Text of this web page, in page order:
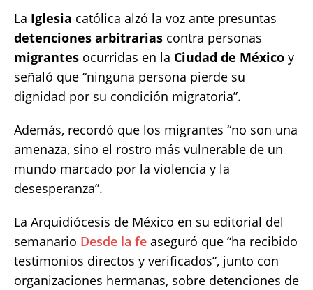
s
A
p
p
e
b
o
o
k
te
r
y
Li
n
k
re
La Iglesia católica alzó la voz ante presuntas
detenciones arbitrarias contra personas
migrantes ocurridas en la Ciudad de México y
señaló que “ninguna persona pierde su
dignidad por su condición migratoria”.
Además, recordó que los migrantes “no son una
amenaza, sino el rostro más vulnerable de un
mundo marcado por la violencia y la
desesperanza”.
La Arquidiócesis de México en su editorial del
semanario Desde la fe aseguró que “ha recibido
testimonios directos y verificados”, junto con
organizaciones hermanas, sobre detenciones de